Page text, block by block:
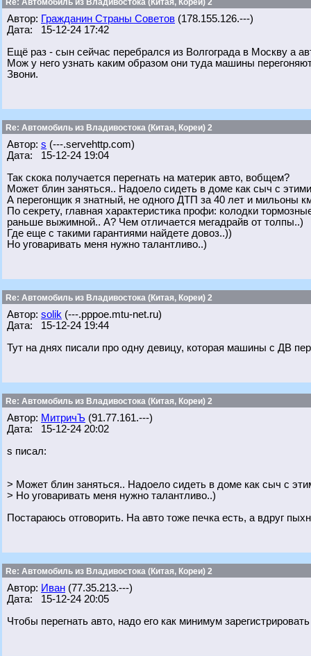
Re: Автомобиль из Владивостока (Китая, Кореи) 2
Автор: Гражданин Страны Советов (178.155.126.---)
Дата: 15-12-24 17:42
Ещё раз - сын сейчас перебрался из Волгограда в Москву а
Мож у него узнать каким образом они туда машины
Звони.
Re: Автомобиль из Владивостока (Китая, Кореи) 2
Автор: s (---.servehttp.com)
Дата: 15-12-24 19:04
Так скока получается перегнать на материк авто, вобщем?
Может блин заняться.. Надоело сидеть в доме как сыч с
А перегонщик я знатный, не одного ДТП за 40 лет и мильоны
По секрету, главная характеристика профи: колодки
раньше выжимной.. А? Чем отличается мегадрайв от толпы..)
Где еще с такими гарантиями найдете довоз..))
Но уговаривать меня нужно талантливо..)
Re: Автомобиль из Владивостока (Китая, Кореи) 2
Автор: solik (---.pppoe.mtu-net.ru)
Дата: 15-12-24 19:44
Тут на днях писали про одну девицу, которая машины с ДВ
Re: Автомобиль из Владивостока (Китая, Кореи) 2
Автор: МитричЪ (91.77.161.---)
Дата: 15-12-24 20:02
s писал:
> Может блин заняться.. Надоело сидеть в доме как сыч с
> Но уговаривать меня нужно талантливо..)
Постараюсь отговорить. На авто тоже печка есть, а вдруг
Re: Автомобиль из Владивостока (Китая, Кореи) 2
Автор: Иван (77.35.213.---)
Дата: 15-12-24 20:05
Чтобы перегнать авто, надо его как минимум